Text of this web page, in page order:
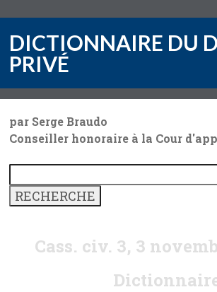
DICTIONNAIRE DU
PRIVÉ
par Serge Braudo
Conseiller honoraire à la Cour
Cass. civ. 3, 3